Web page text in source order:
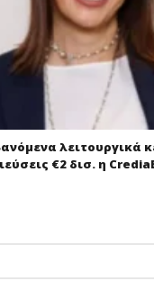
λειτουργικά
€2 δισ. η